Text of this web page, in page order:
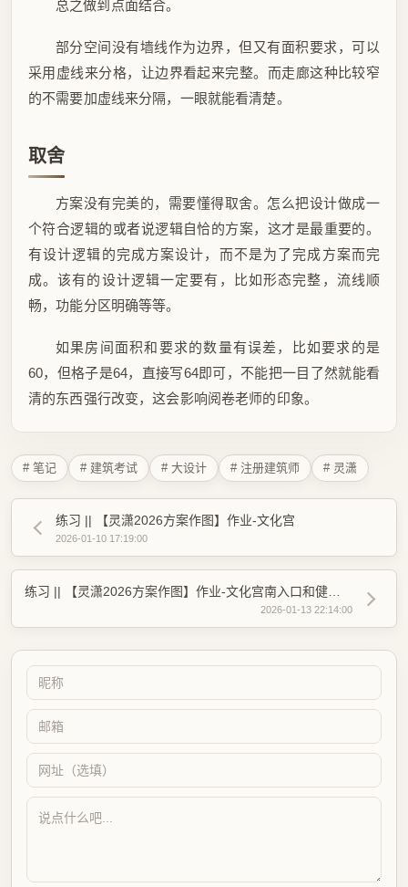
总之做到点面结合。
部分空间没有墙线作为边界，但又有面积要求，可以
采用虚线来分格，让边界看起来完整。而走廊这种比较窄
的不需要加虚线来分隔，一眼就能看清楚。
取舍
方案没有完美的，需要懂得取舍。怎么把设计做成一
个符合逻辑的或者说逻辑自恰的方案，这才是最重要的。
有设计逻辑的完成方案设计，而不是为了完成方案而完
成。该有的设计逻辑一定要有，比如形态完整，流线顺
畅，功能分区明确等等。
如果房间面积和要求的数量有误差，比如要求的是
60，但格子是64，直接写64即可，不能把一目了然就能看
清的东西强行改变，这会影响阅卷老师的印象。
# 笔记 # 建筑考试 # 大设计 # 注册建筑师 # 灵潇
练习 || 【灵潇2026方案作图】作业-文化宫
2026-01-10 17:19:00
2026-01-13 22:14:00